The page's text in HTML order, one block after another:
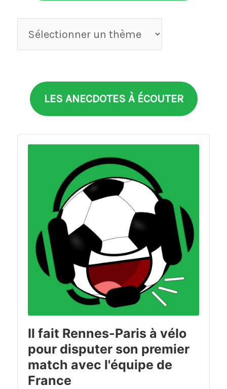
Anecdotes
par
LES ANECDOTES À ÉCOUTER
Audio
Player
Il fait Rennes-Paris à vélo
pour disputer son premier
match avec l'équipe de
France